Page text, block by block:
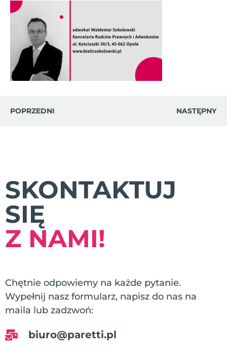
POPRZEDNI NASTĘPNY
SKONTAKTUJ
SIĘ
Z NAMI!
Chętnie odpowiemy na każde pytanie.
Wypełnij nasz formularz, napisz do nas na
maila lub zadzwoń:
biuro@paretti.pl